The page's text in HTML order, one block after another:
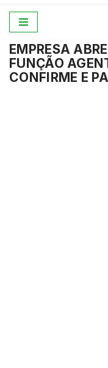
para
o
conteúdo
EMPRESA
FUNÇÃO
CONFIRME E